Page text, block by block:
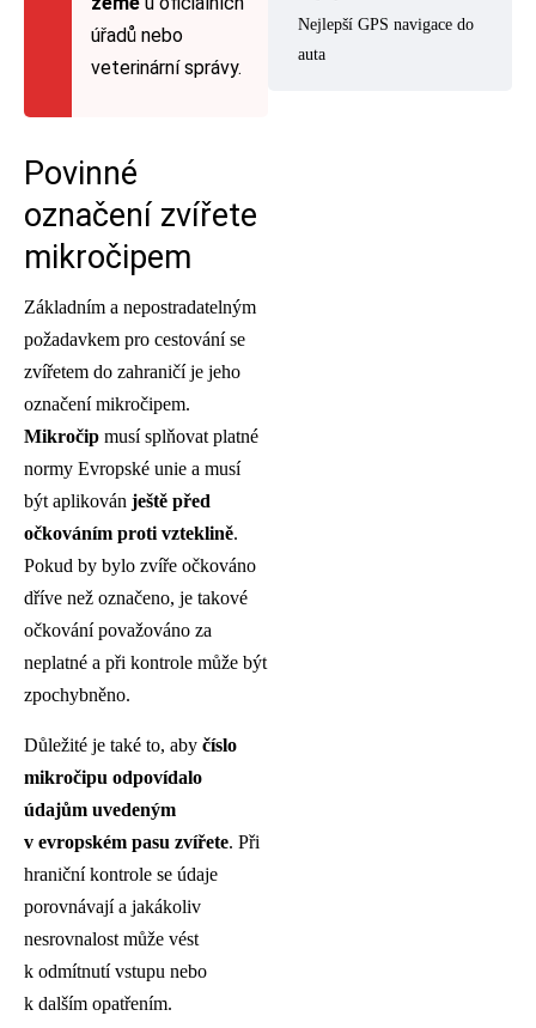
úřadů nebo
veterinární správy.
Povinné
označení zvířete
mikročipem
Základním a nepostradatelným
požadavkem pro cestování se
zvířetem do zahraničí je jeho
označení mikročipem.
Mikročip musí splňovat platné
normy Evropské unie a musí
být aplikován ještě před
očkováním proti vzteklině.
Pokud by bylo zvíře očkováno
dříve než označeno, je takové
očkování považováno za
neplatné a při kontrole může být
zpochybněno.
Důležité je také to, aby číslo
mikročipu odpovídalo
údajům uvedeným
v evropském pasu zvířete. Při
hraniční kontrole se údaje
porovnávají a jakákoliv
nesrovnalost může vést
k odmítnutí vstupu nebo
k dalším opatřením.
Nejlepší GPS navigace do
auta